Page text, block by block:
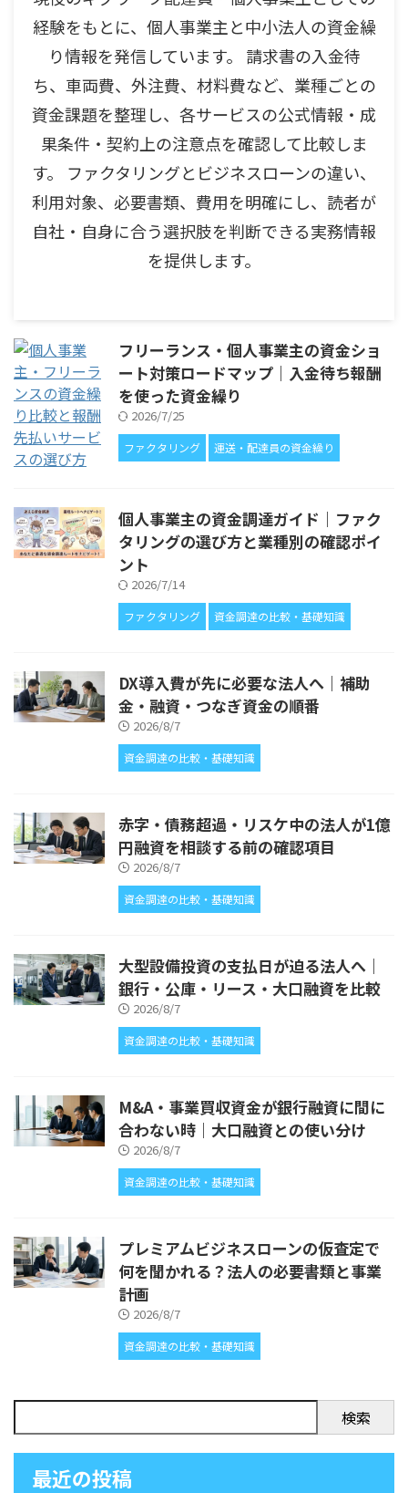
経験をもとに、個人事業主と中小法人の資金繰
り情報を発信しています。 請求書の入金待
ち、車両費、外注費、材料費など、業種ごとの
資金課題を整理し、各サービスの公式情報・成
果条件・契約上の注意点を確認して比較しま
す。 ファクタリングとビジネスローンの違い、
利用対象、必要書類、費用を明確にし、読者が
自社・自身に合う選択肢を判断できる実務情報
を提供します。
フリーランス・個人事業主の資金ショ
ート対策ロードマップ｜入金待ち報酬
を使った資金繰り
2026/7/25
ファクタリング 運送・配達員の資金繰り
個人事業主の資金調達ガイド｜ファク
タリングの選び方と業種別の確認ポイ
ント
2026/7/14
ファクタリング 資金調達の比較・基礎知識
DX導入費が先に必要な法人へ｜補助
金・融資・つなぎ資金の順番
2026/8/7
資金調達の比較・基礎知識
赤字・債務超過・リスケ中の法人が1億
円融資を相談する前の確認項目
2026/8/7
資金調達の比較・基礎知識
大型設備投資の支払日が迫る法人へ｜
銀行・公庫・リース・大口融資を比較
2026/8/7
資金調達の比較・基礎知識
M&A・事業買収資金が銀行融資に間に
合わない時｜大口融資との使い分け
2026/8/7
資金調達の比較・基礎知識
プレミアムビジネスローンの仮査定で
何を聞かれる？法人の必要書類と事業
計画
2026/8/7
資金調達の比較・基礎知識
検索
最近の投稿